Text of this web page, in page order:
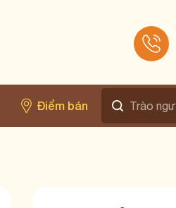
Điểm bán